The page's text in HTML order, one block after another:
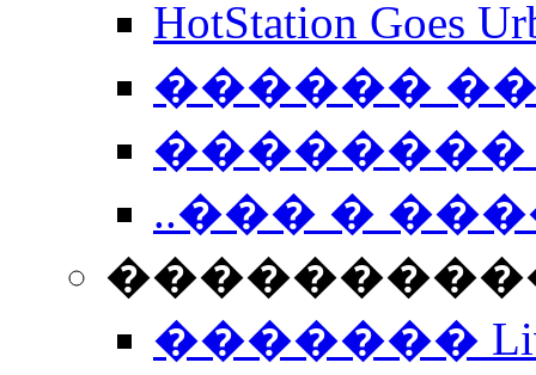
HotStation
������
��������
..��� �
����������
�������